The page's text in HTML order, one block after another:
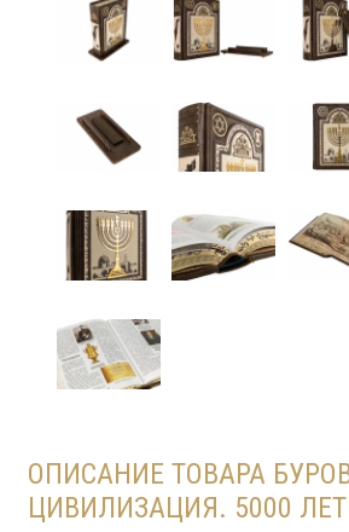
ОПИСАНИЕ ТОВАРА
ЦИВИЛИЗАЦИЯ. 5000